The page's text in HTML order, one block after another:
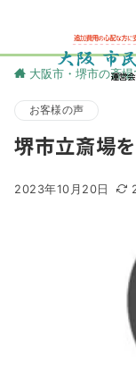
大阪市・堺市の斎
お客様の声
堺市立斎場
2023年10月20日